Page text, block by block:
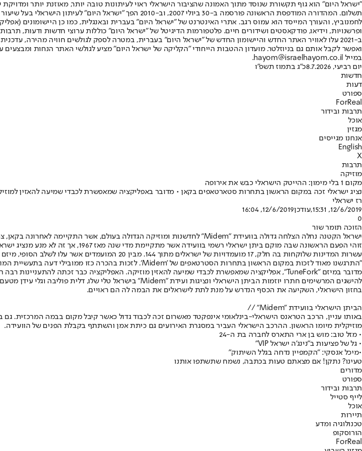
"ישראל היום" הוא גוף תקשורת שנוסד מתוך האמונה שהציבור הישראלי ראוי לעיתונות טובה יותר, מאוזנת יותר
תשלום. המהדורה המודפסת הראשונה פורסמה ב-30 ביולי 2007, וב-
ופרשנויות, וידיאו, פודקאסטים ושידורים חיים. פלטפורמות הדיגיטל של "ישראל היום" כוללות ערוצי חדשות ודעות,
ב-2021 עלו לאוויר האתר החדש והיישומון החדש של "ישראל היום" בעברית, במטרה לספק לגולשים חוויה מהירה,
ואפשר לקבל אותם גם בניוזלטר. מועדון ההטבות הייחודי "הקליקה של ישראל היום" מציע לגולשי האתר הנחות
במייל hayom@israelhayom.co.il.
יום רביעי, 8.7.2026
כ"ג בתמוז תשפ"ו
חדשות
דעות
ספורט
ForReal
תרבות ובידור
אוכל
מגזין
אנחנו מגייסים
English
X
תרבות
מוזיקה
מקום 1 בלי מימון: ההייטק הישראלי כבש את אירופה
נציג ישראלי זכה במקום הראשון בתחרות סטארטאפים בקאן • מדובר באפליקציה שמאפשרת לכבדי שמיעה להאזין
רז ישראלי
12/6/2019, 15:31
,עודכן12/6/2019, 16:04
0
הזוכה תומר שור
ישראל הקטנה נחלה הצלחה גדולה בוועידת "Midem" לחדשנות ומוזיקה הגדולה בעולם, אשר התקיימה לאחרונה בקאן, צרפת.
זוהי הפעם הראשונה שבה מוקם ביתן
עשרות המדינות שלוקחות בה חלק, 17 מועמדויות של
"התרגשנו מאוד לזכות במקום הראשון בתחרות הסטרטאפים של 'Midem'. לזכות בהכרה כזו ממובילי דעה בתעשיית המוזיקה מראה לנו שיש פוטנציאל גדול לטכנולוגיה שאנחנו מפתחים"
מדובר במיזם "TuneFork", אפליקציה שמאפשרת לכבדי שמיעה להאזין מוזיקה. האפליקציה כבר זכתה להתעניינות רבה רחבי העולם ובפרסים.
בחזון הישראלי, השקיעה את הכסף הנדרש על מנת לתת לישראלים את הבמה לה הם ראויים.
הביתן הישראלי בוועידת "Midem" //
באותו עניין, הרכב הטראנס הישראלי-בינלאומי אינפקטד מאשרום זכה לכבוד גדול כאשר קיבל מקום בבמה המרכזית.
מוזיקלית מיומו הראשון. ההרכב הישראלי העביר במסגרת האירועים גם כיתת אמן והשתתף בקבלת הפנים של הוועידה.
• מזל טוב: מוש בן ארי התארס לחברה בת ה-24
• גל של פציעות ב"נינג'ה ישראל VIP"
•מיכל אנסקי: "הקמפיין נדחה בגלל השיתוק"
טעינו? נתקן! אם מצאתם טעות בכתבה, נשמח שתשתפו אותנו
מדורים
ספורט
תרבות ובידור
לייף סטייל
אוכל
תיירות
טכנולוגיה ומדע
הורוסקופ
ForReal